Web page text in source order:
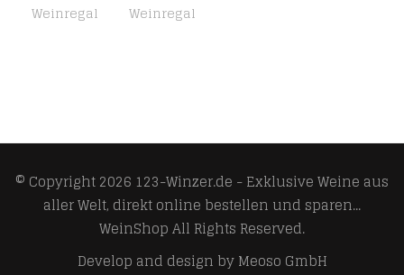
Weinregal Weinregal
© Copyright 2026 123-Winzer.de - Exklusive Weine aus
aller Welt, direkt online bestellen und sparen...
WeinShopAll Rights Reserved.
Develop and design byMeoso GmbH